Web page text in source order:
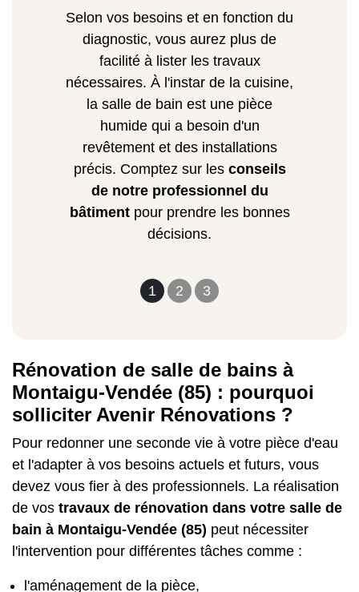
1 2 3
Selon vos besoins et en fonction du
diagnostic, vous aurez plus de
facilité à lister les travaux
nécessaires. À l'instar de la cuisine,
la salle de bain est une pièce
humide qui a besoin d'un
revêtement et des installations
précis. Comptez sur les conseils
de notre professionnel du
bâtimentpour prendre les bonnes
décisions.
Rénovation de salle de bains à
Montaigu-Vendée (85) : pourquoi
solliciter Avenir Rénovations ?
Pour redonner une seconde vie à votre pièce d'eau
et l'adapter à vos besoins actuels et futurs, vous
devez vous fier à des professionnels. La réalisation
de vos travaux de rénovation dans votre salle de
bain à Montaigu-Vendée (85) peut nécessiter
l'intervention pour différentes tâches comme :
l'aménagement de la pièce,